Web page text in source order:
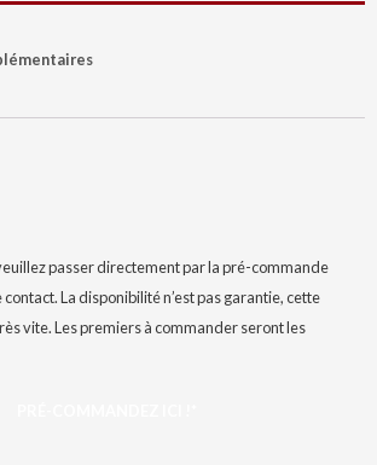
passer directement par la pré-commande
La disponibilité n’est pas garantie, cette
vite. Les premiers à commander seront les